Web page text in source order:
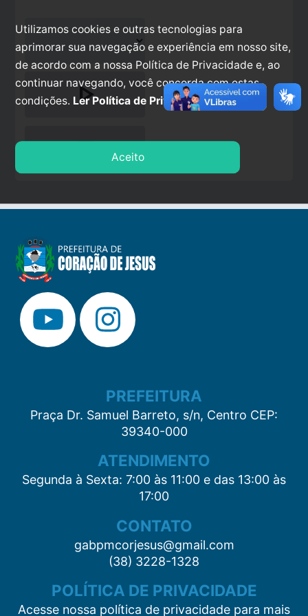
play_arrow
stop
PREFEITURA
Praça Dr. Samuel Barreto, s/n, Centro CEP:
39340-000
ATENDIMENTO
Segunda à Sexta: 7:00 às 11:00 e das 13:00 às
17:00
CONTATO
gabpmcorjesus@gmail.com
(38) 3228-1328
POLÍTICA DE PRIVACIDADE
Acesse nossa política de privacidade para mais
Utilizamos cookies e outras tecnologias para
aprimorar sua navegação e experiência em nosso site,
de acordo com a nossa Política de Privacidade e, ao
continuar navegando, você concorda com estas
condições. Ler Política de Privacidade.
Aceito